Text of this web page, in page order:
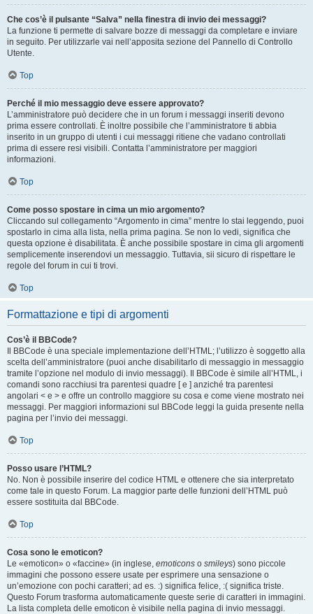
Che cos’è il pulsante “Salva” nella finestra di invio dei messaggi?
La funzione ti permette di salvare bozze di messaggi da completare e inviare
in seguito. Per utilizzarle vai nell’apposita sezione del Pannello di Controllo
Utente.
Top
Perché il mio messaggio deve essere approvato?
L’amministratore può decidere che in un forum i messaggi inseriti devono
prima essere controllati. È inoltre possibile che l’amministratore ti abbia
inserito in un gruppo di utenti i cui messaggi ritiene che vadano controllati
prima di essere resi visibili. Contatta l’amministratore per maggiori
informazioni.
Top
Come posso spostare in cima un mio argomento?
Cliccando sul collegamento “Argomento in cima” mentre lo stai leggendo, puoi
spostarlo in cima alla lista, nella prima pagina. Se non lo vedi, significa che
questa opzione è disabilitata. È anche possibile spostare in cima gli argomenti
semplicemente inserendovi un messaggio. Tuttavia, sii sicuro di rispettare le
regole del forum in cui ti trovi.
Top
Formattazione e tipi di argomenti
Cos’è il BBCode?
Il BBCode è una speciale implementazione dell’HTML; l’utilizzo è soggetto alla
scelta dell’amministratore (puoi anche disabilitarlo di messaggio in messaggio
tramite l’opzione nel modulo di invio messaggi). Il BBCode è simile all’HTML, i
comandi sono racchiusi tra parentesi quadre [ e ] anziché tra parentesi
angolari < e > e offre un controllo maggiore su cosa e come viene mostrato nei
messaggi. Per maggiori informazioni sul BBCode leggi la guida presente nella
pagina per l’invio dei messaggi.
Top
Posso usare l’HTML?
No. Non è possibile inserire del codice HTML e ottenere che sia interpretato
come tale in questo Forum. La maggior parte delle funzioni dell’HTML può
essere sostituita dal BBCode.
Top
Cosa sono le emoticon?
Le «emoticon» o «faccine» (in inglese, emoticons o smileys) sono piccole
immagini che possono essere usate per esprimere una sensazione o
un’emozione con pochi caratteri; ad es. :) significa felice, :( significa triste.
Questo Forum trasforma automaticamente queste serie di caratteri in immagini.
La lista completa delle emoticon è visibile nella pagina di invio messaggi.